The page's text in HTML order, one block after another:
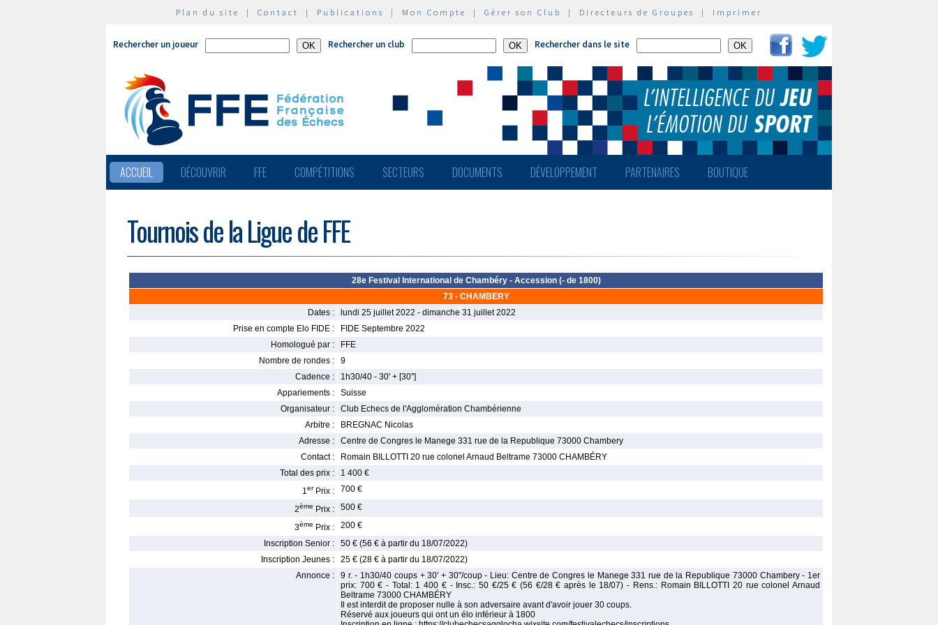
Plan du site | Contact | Publications | Mon Compte | Gérer son Club | Directeurs de Groupes | Imprimer
Rechercher un joueur Rechercher un club Rechercher dans le site
ACCUEIL DÉCOUVRIR FFE COMPÉTITIONS SECTEURS DOCUMENTS DÉVELOPPEMENT PARTENAIRES BOUTIQUE
Tournois de la Ligue de FFE
28e Festival International de Chambéry - Accession (- de 1800)
73 - CHAMBERY
Dates :
lundi 25 juillet 2022 - dimanche 31 juillet 2022
Prise en compte Elo FIDE :
FIDE Septembre 2022
Homologué par :
FFE
Nombre de rondes :
9
Cadence :
1h30/40 - 30' + [30'']
Appariements :
Suisse
Organisateur :
Club Echecs de l'Agglomération Chambérienne
Arbitre :
BREGNAC Nicolas
Adresse :
Centre de Congres le Manege 331 rue de la Republique 73000 Chambery
Contact :
Romain BILLOTTI 20 rue colonel Arnaud Beltrame 73000 CHAMBÉRY
Total des prix :
1 400 €
1er Prix : 700 €
2ème Prix : 500 €
3ème Prix :
200 €
Inscription Senior :
50 € (56 € à partir du 18/07/2022)
Inscription Jeunes :
25 € (28 € à partir du 18/07/2022)
Annonce :
9 r. - 1h30/40 coups + 30' + 30"/coup - Lieu: Centre de Congres le Manege 331 rue de la Republique 73000 Chambery - 1er
prix: 700 € - Total: 1 400 € - Insc.: 50 €/25 € (56 €/28 € après le 18/07) - Rens.: Romain BILLOTTI 20 rue colonel Arnaud
Beltrame 73000 CHAMBÉRY
Il est interdit de proposer nulle à son adversaire avant d'avoir jouer 30 coups.
Réservé aux joueurs qui ont un élo inférieur à 1800